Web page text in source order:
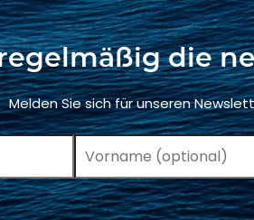
die
Melden Sie sich für unseren